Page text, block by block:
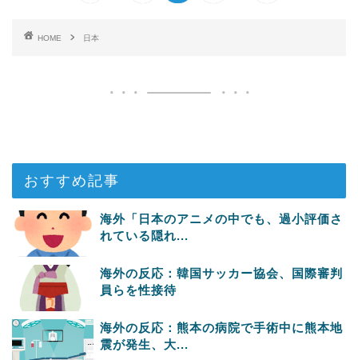
HOME 日本
おすすめ記事
海外「日本のアニメの中でも、過小評価さ
れている隠れ...
海外の反応：韓国サッカー協会、国際審判
員らを性接待
海外の反応：熊本の病院で手術中に熊本地
震が発生、大...